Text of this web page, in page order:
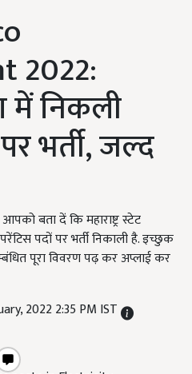
2022:
में निकली
भर्ती, जल्द
बता दें कि महाराष्ट्र स्टेट
पदों पर भर्ती निकाली है. इच्छुक
पूरा विवरण पढ़ कर अप्लाई कर
2022 2:35 PM IST